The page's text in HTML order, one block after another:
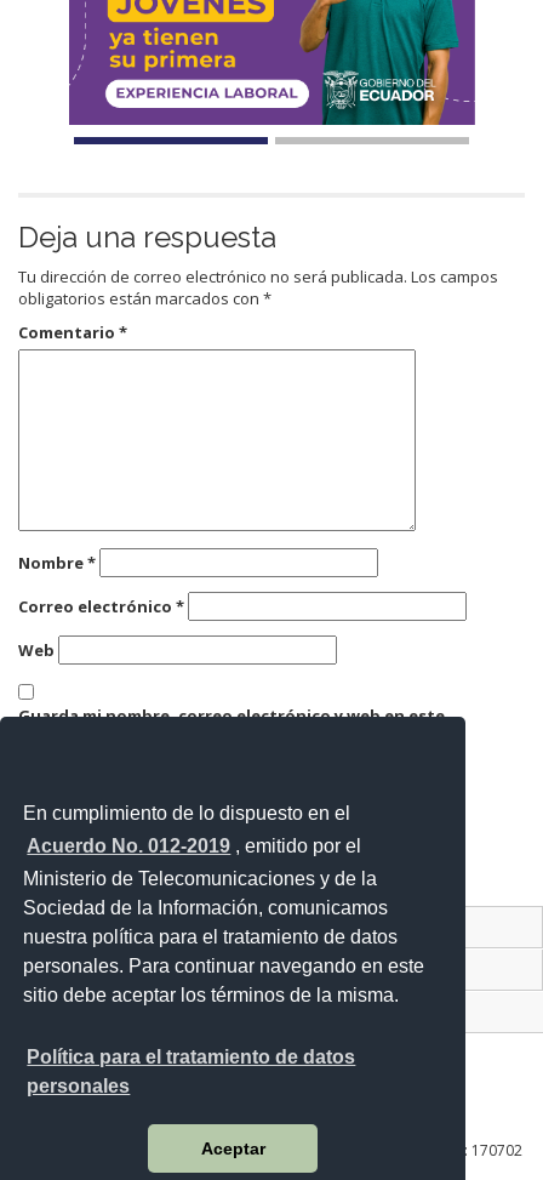
En cumplimiento de lo dispuesto en el
Acuerdo No. 012-2019 , emitido por el
Ministerio de Telecomunicaciones y de la
Sociedad de la Información, comunicamos
nuestra política para el tratamiento de datos
personales. Para continuar navegando en este
sitio debe aceptar los términos de la misma.
Política para el tratamiento de datos
personales
Aceptar
Deja una respuesta
Tu dirección de correo electrónico no será publicada. Los campos
obligatorios están marcados con *
Comentario *
Nombre*
Correo electrónico *
Web
Guarda mi nombre, correo electrónico y web en este
Contacto Ciudadano Digital
Portal Trámites Ciudadanos
Sistema Nacional de Información (SNI)
Av. Lira Ňan entre Amaru Ňan y Quitumbe Ñan
Plataforma Gubernamental de Desarrollo Social | Código Postal: 170702
| Quito - Ecuador